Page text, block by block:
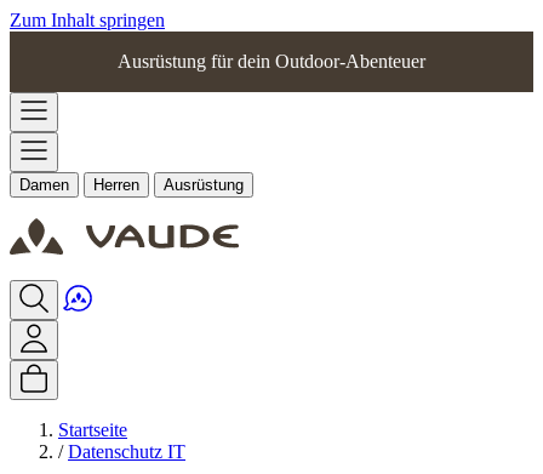
Zum Inhalt springen
Ausrüstung für dein Outdoor-Abenteuer
Damen Herren Ausrüstung
Startseite
/ Datenschutz IT